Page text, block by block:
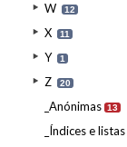
W 12
X 11
Y 1
Z 20
_Anónimas 13
_Índices e listas